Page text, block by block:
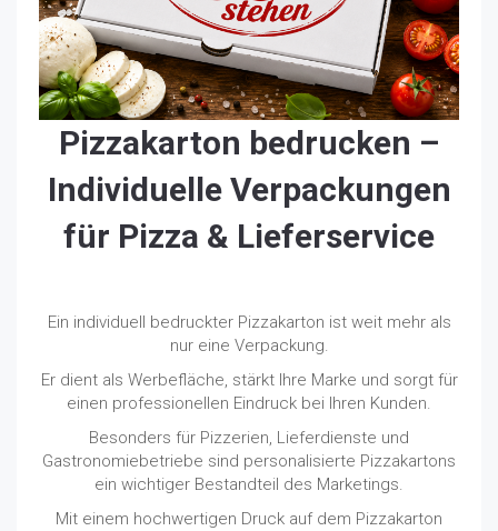
Pizzakarton bedrucken –
Individuelle Verpackungen
für Pizza & Lieferservice
Ein individuell bedruckter Pizzakarton ist weit mehr als
nur eine Verpackung.
Er dient als Werbefläche, stärkt Ihre Marke und sorgt für
einen professionellen Eindruck bei Ihren Kunden.
Besonders für Pizzerien, Lieferdienste und
Gastronomiebetriebe sind personalisierte Pizzakartons
ein wichtiger Bestandteil des Marketings.
Mit einem hochwertigen Druck auf dem Pizzakarton